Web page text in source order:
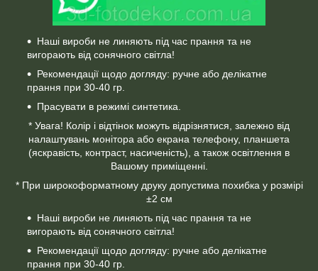
Наші вироби не линяють під час прання та не
вигорають від сонячного світла!
Рекомендації щодо догляду: ручне або делікатне
прання при 30-40 гр.
Прасувати в режимі синтетика.
* Увага! Колір і відтінок можуть відрізнятися, залежно від
налаштувань монітора або екрана телефону, планшета
(яскравість, контраст, насиченість), а також освітлення в
Вашому приміщенні.
* При широкоформатному друку допустима похибка у розмірі
±2 см
Наші вироби не линяють під час прання та не
вигорають від сонячного світла!
Рекомендації щодо догляду: ручне або делікатне
прання при 30-40 гр.